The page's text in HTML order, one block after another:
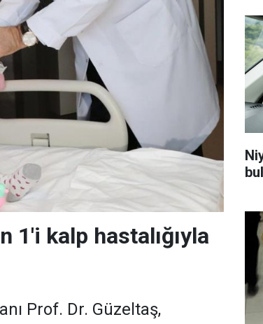
1'i kalp hastalığıyla
Prof. Dr. Güzeltaş,